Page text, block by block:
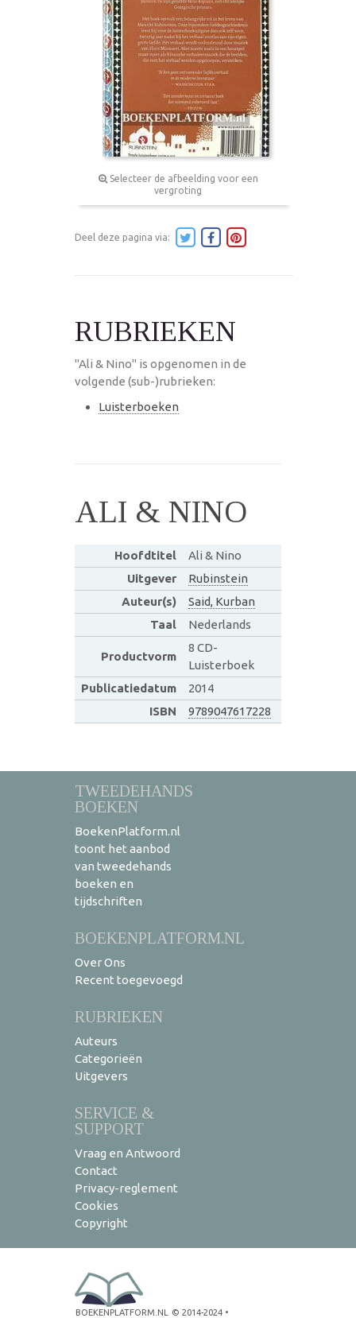
Selecteer de afbeelding voor een
vergroting
Deel deze pagina via:
RUBRIEKEN
"Ali & Nino" is opgenomen in de
volgende (sub-)rubrieken:
Luisterboeken
ALI & NINO
Hoofdtitel
Ali & Nino
Uitgever
Rubinstein
Auteur(s)
Said, Kurban
Taal
Nederlands
Productvorm
8 CD-
Luisterboek
Publicatiedatum
2014
ISBN
9789047617228
TWEEDEHANDS
BOEKEN
BoekenPlatform.nl
toont het aanbod
van tweedehands
boeken en
tijdschriften
BOEKENPLATFORM.NL
Over Ons
Recent toegevoegd
RUBRIEKEN
Auteurs
Categorieën
Uitgevers
SERVICE &
SUPPORT
Vraag en Antwoord
Contact
Privacy-reglement
Cookies
Copyright
BOEKENPLATFORM.NL © 2014-2024 •